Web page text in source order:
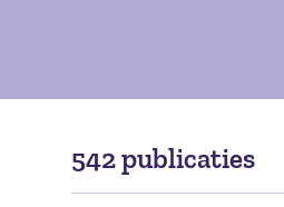
542 publicaties